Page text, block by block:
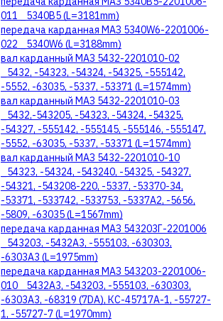
011 _5340В5 (L=3181mm)
передача карданная МАЗ 5340W6-2201006-
022 _5340W6 (L=3188mm)
вал карданный МАЗ 5432-2201010-02
_5432, -54323, -54324, -54325, -555142,
-5552, -63035, -5337, -53371 (L=1574mm)
вал карданный МАЗ 5432-2201010-03
_5432,-543205, -54323, -54324, -54325,
-54327, -555142, -555145, -555146, -555147,
-5552, -63035, -5337, -53371 (L=1574mm)
вал карданный МАЗ 5432-2201010-10
_54323, -54324, -543240, -54325, -54327,
-54321, -543208-220, -5337, -53370-34,
-53371, -533742, -533753, -5337A2, -5656,
-5809, -63035 (L=1567mm)
передача карданная МАЗ 543203Г-2201006
_543203, -5432А3, -555103, -630303,
-6303А3 (L=1975mm)
передача карданная МАЗ 543203-2201006-
010 _5432А3, -543203, -555103, -630303,
-6303А3, -68319 (7DA), КС-45717А-1, -55727-
1, -55727-7 (L=1970mm)